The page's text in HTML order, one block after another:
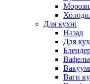
Для кухні
Назад
Для
Ваги